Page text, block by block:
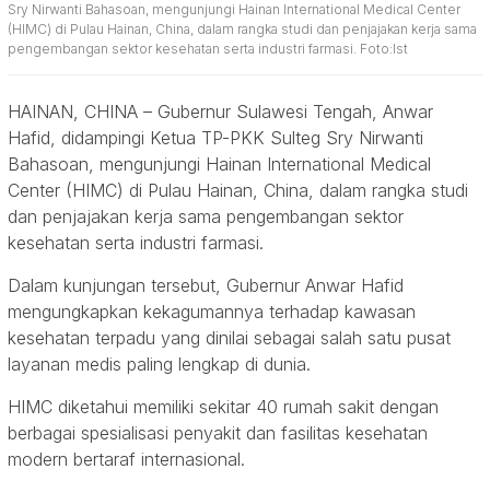
Sry Nirwanti Bahasoan, mengunjungi Hainan International Medical Center
(HIMC) di Pulau Hainan, China, dalam rangka studi dan penjajakan kerja sama
pengembangan sektor kesehatan serta industri farmasi. Foto:Ist
HAINAN, CHINA – Gubernur Sulawesi Tengah, Anwar
Hafid, didampingi Ketua TP-PKK Sulteg Sry Nirwanti
Bahasoan, mengunjungi Hainan International Medical
Center (HIMC) di Pulau Hainan, China, dalam rangka studi
dan penjajakan kerja sama pengembangan sektor
kesehatan serta industri farmasi.
Dalam kunjungan tersebut, Gubernur Anwar Hafid
mengungkapkan kekagumannya terhadap kawasan
kesehatan terpadu yang dinilai sebagai salah satu pusat
layanan medis paling lengkap di dunia.
HIMC diketahui memiliki sekitar 40 rumah sakit dengan
berbagai spesialisasi penyakit dan fasilitas kesehatan
modern bertaraf internasional.